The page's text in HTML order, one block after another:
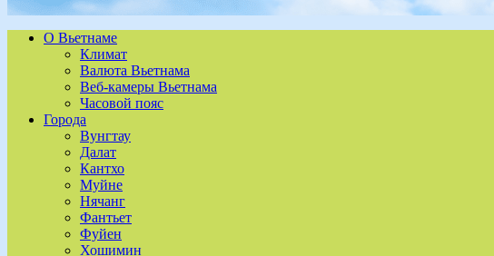
О Вьетнаме
Климат
Валюта Вьетнама
Веб-камеры Вьетнама
Часовой пояс
Города
Вунгтау
Далат
Кантхо
Муйне
Нячанг
Фантьет
Фуйен
Хошимин